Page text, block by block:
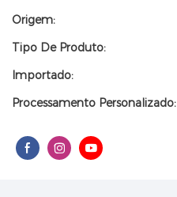
Origem:
Tipo De Produto:
Importado:
Processamento Personalizado: